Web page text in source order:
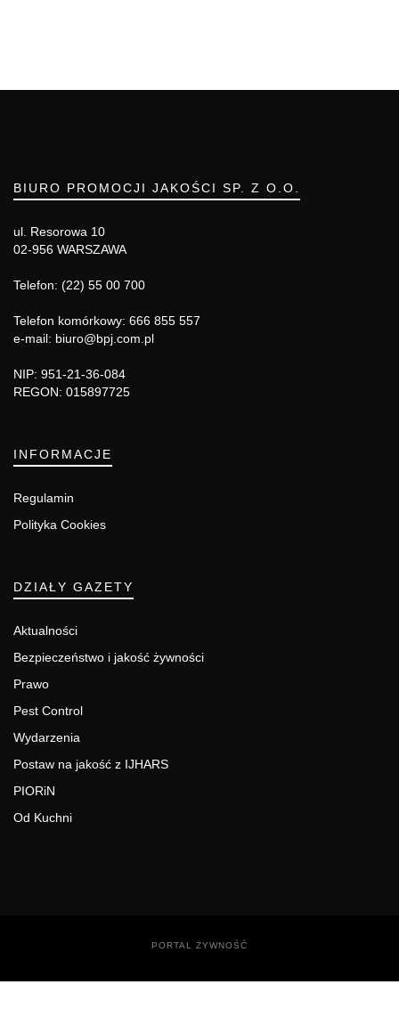
BIURO PROMOCJI JAKOŚCI SP. Z O.O.
ul. Resorowa 10
02-956 WARSZAWA
Telefon: (22) 55 00 700
Telefon komórkowy: 666 855 557
e-mail: biuro@bpj.com.pl
NIP: 951-21-36-084
REGON: 015897725
INFORMACJE
Regulamin
Polityka Cookies
DZIAŁY GAZETY
Aktualności
Bezpieczeństwo i jakość żywności
Prawo
Pest Control
Wydarzenia
Postaw na jakość z IJHARS
PIORiN
Od Kuchni
PORTAL ŻYWNOŚĆ